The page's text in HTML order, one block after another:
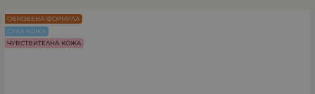
ОБНОВЕНА ФОРМУЛА
СУХА КОЖА
ЧУВСТВИТЕЛНА КОЖА